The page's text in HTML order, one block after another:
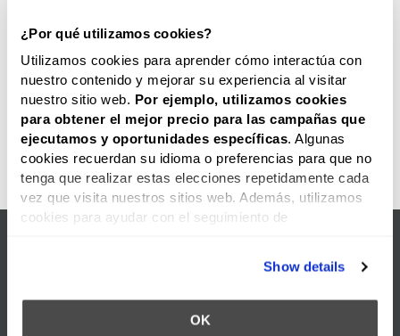
¿Por qué utilizamos cookies?
Utilizamos cookies para aprender cómo interactúa con
nuestro contenido y mejorar su experiencia al visitar
nuestro sitio web. Por ejemplo, utilizamos cookies
para obtener el mejor precio para las campañas que
ejecutamos y oportunidades específicas. Algunas
cookies recuerdan su idioma o preferencias para que no
tenga que realizar estas elecciones repetidamente cada
vez que visita nuestros sitios web. Además, utilizamos
cookies para ayudar con el seguimiento de
sitio(s) web. Podemos utilizar lo que aprendemos sobre
publicar anuncios dirigidos en sitios web de terceros en
Show details
OK